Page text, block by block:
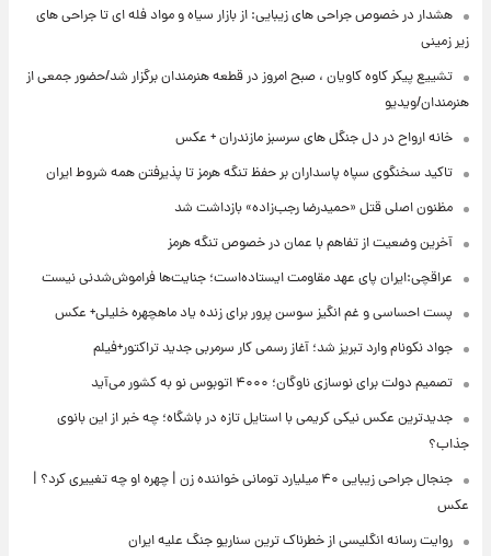
هشدار در خصوص جراحی های زیبایی: از بازار سیاه و مواد فله ای تا جراحی های
زیر زمینی
تشییع پیکر کاوه کاویان ، صبح امروز در قطعه هنرمندان برگزار شد/حضور جمعی از
هنرمندان/ویدیو
خانه ارواح در دل جنگل های سرسبز مازندران + عکس
تاکید سخنگوی سپاه پاسداران بر حفظ تنگه هرمز تا پذیرفتن همه شروط ایران
مظنون اصلی قتل «حمیدرضا رجب‌زاده» بازداشت شد
آخرین وضعیت از تفاهم با عمان در خصوص تنگه هرمز
عراقچی:ایران پای عهد مقاومت ایستاده‌است؛ جنایت‌ها فراموش‌شدنی نیست
پست احساسی و غم انگیز سوسن پرور برای زنده یاد ماهچهره خلیلی+ عکس
جواد نکونام وارد تبریز شد؛ آغاز رسمی کار سرمربی جدید تراکتور+فیلم
تصمیم دولت برای نوسازی ناوگان؛ ۴۰۰۰ اتوبوس نو به کشور می‌آید
جدیدترین عکس نیکی کریمی با استایل تازه در باشگاه؛ چه خبر از این بانوی
جذاب؟
جنجال جراحی زیبایی ۴۰ میلیارد تومانی خواننده زن | چهره او چه تغییری کرد؟ |
عکس
روایت رسانه انگلیسی از خطرناک ترین سناریو جنگ علیه ایران